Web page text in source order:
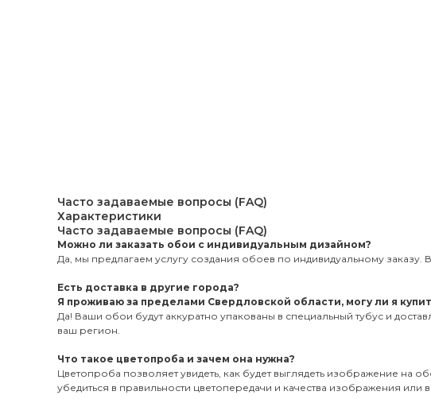
Часто задаваемые вопросы (FAQ)
Характеристики
Часто задаваемые вопросы (FAQ)
Можно ли заказать обои с индивидуальным дизайном?
Да, мы предлагаем услугу создания обоев по индивидуальному
Есть доставка в другие города?
Я проживаю за пределами Свердловской области, могу ли я
Да! Ваши обои будут аккуратно упакованы в специальный тубус и
ваш регион.
Что такое цветопроба и зачем она нужна?
Цветопроба позволяет увидеть, как будет выглядеть изображение на
убедиться в правильности цветопередачи и качества изображения